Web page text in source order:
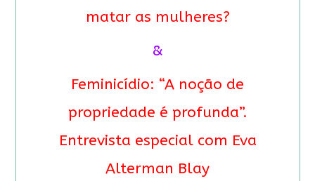
matar as mulheres?
&
Feminicídio: “A noção de
propriedade é profunda”.
Entrevista especial com Eva
Alterman Blay